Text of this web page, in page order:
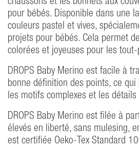
pour bébés. Disponible dans une
couleurs pastel et vives,
projets pour bébés. Cela permet
colorées et joyeuses pour les tout-
DROPS Baby Merino est facile à
bonne définition des points, ce
les motifs complexes et les détails
DROPS Baby Merino est filée à
élevés en liberté, sans mulesing,
est certifiée Oeko-Tex Standard